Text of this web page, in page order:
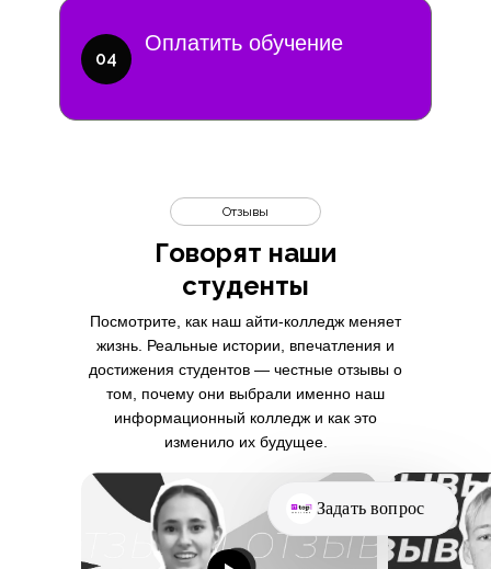
Оплатить обучение
04
Говорят наши
студенты
Отзывы
Посмотрите, как наш айти-колледж меняет
жизнь. Реальные истории, впечатления и
достижения студентов — честные отзывы о
том, почему они выбрали именно наш
информационный колледж и как это
изменило их будущее.